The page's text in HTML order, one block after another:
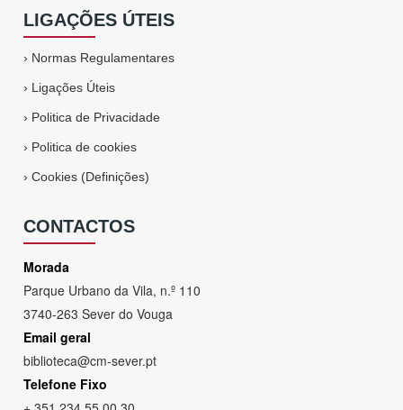
LIGAÇÕES ÚTEIS
› Normas Regulamentares
› Ligações Úteis
› Politica de Privacidade
› Politica de cookies
›Cookies (Definições)
CONTACTOS
Morada
Parque Urbano da Vila, n.º 110
3740-263 Sever do Vouga
Email geral
biblioteca@cm-sever.pt
Telefone Fixo